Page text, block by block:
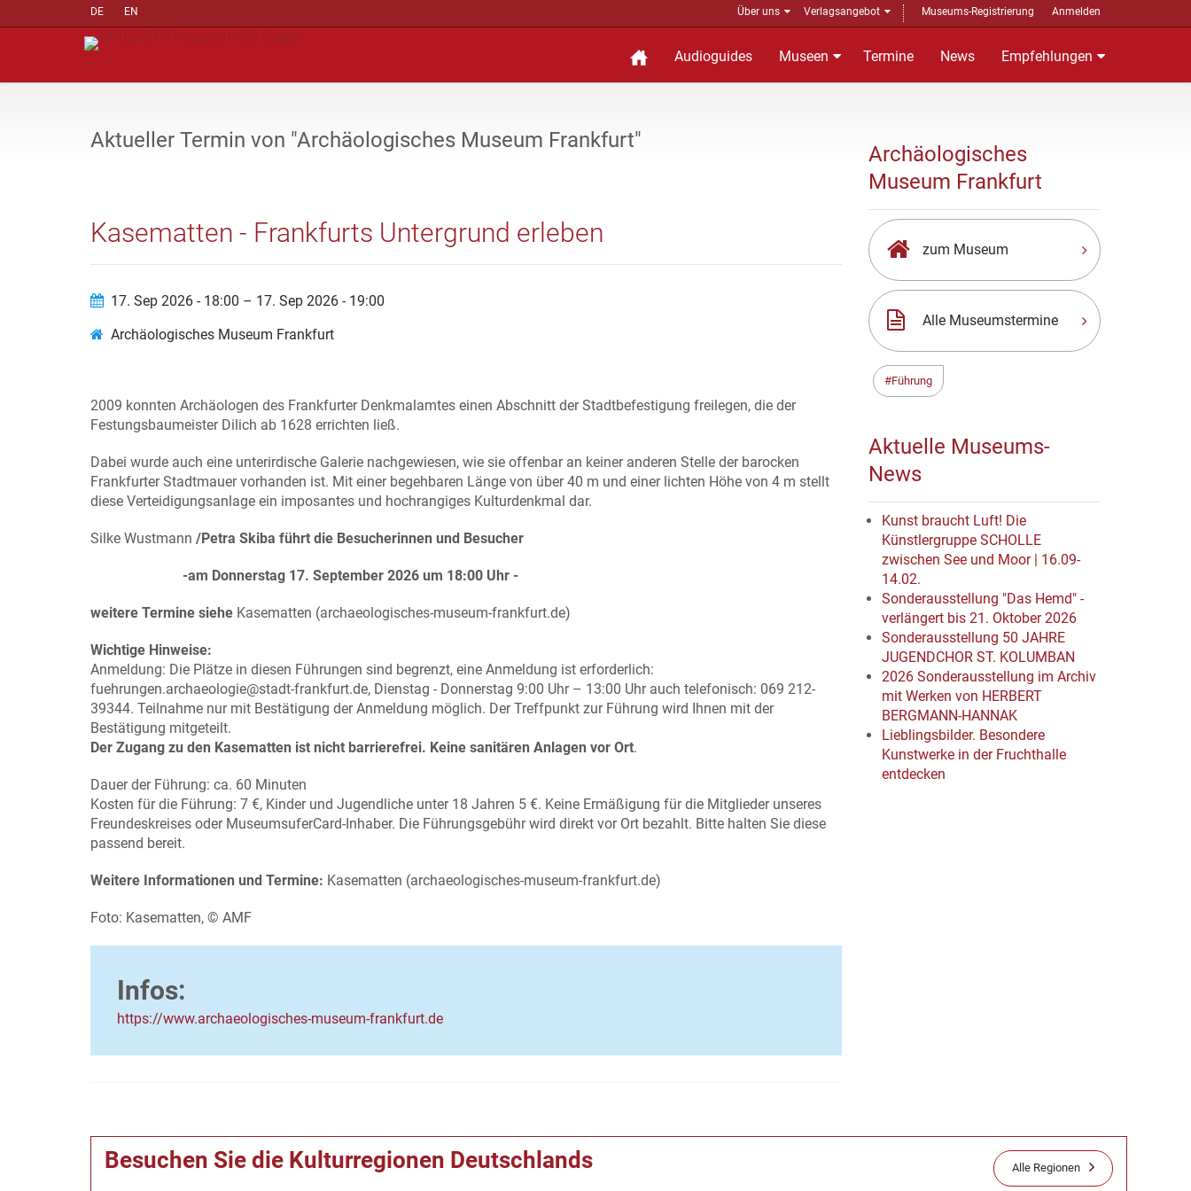
DE EN Über uns Verlagsangebot Museums-Registrierung Anmelden
Audioguides Museen Termine News Empfehlungen
Aktueller Termin von "Archäologisches Museum Frankfurt"
Kasematten - Frankfurts Untergrund erleben
17. Sep 2026 - 18:00 – 17. Sep 2026 - 19:00
Archäologisches Museum Frankfurt
2009 konnten Archäologen des Frankfurter Denkmalamtes einen Abschnitt der Stadtbefestigung freilegen, die der
Festungsbaumeister Dilich ab 1628 errichten ließ.
Dabei wurde auch eine unterirdische Galerie nachgewiesen, wie sie offenbar an keiner anderen Stelle der barocken
Frankfurter Stadtmauer vorhanden ist. Mit einer begehbaren Länge von über 40 m und einer lichten Höhe von 4 m stellt
diese Verteidigungsanlage ein imposantes und hochrangiges Kulturdenkmal dar.
Silke Wustmann /Petra Skiba führt die Besucherinnen und Besucher
-am Donnerstag 17. September 2026 um 18:00 Uhr -
weitere Termine siehe Kasematten (archaeologisches-museum-frankfurt.de)
Wichtige Hinweise:
Anmeldung: Die Plätze in diesen Führungen sind begrenzt, eine Anmeldung ist erforderlich:
fuehrungen.archaeologie@stadt-frankfurt.de, Dienstag - Donnerstag 9:00 Uhr – 13:00 Uhr auch telefonisch: 069 212-
39344. Teilnahme nur mit Bestätigung der Anmeldung möglich. Der Treffpunkt zur Führung wird Ihnen mit der
Bestätigung mitgeteilt.
Der Zugang zu den Kasematten ist nicht barrierefrei. Keine sanitären Anlagen vor Ort.
Dauer der Führung: ca. 60 Minuten
Kosten für die Führung: 7 €, Kinder und Jugendliche unter 18 Jahren 5 €. Keine Ermäßigung für die Mitglieder unseres
Freundeskreises oder MuseumsuferCard-Inhaber. Die Führungsgebühr wird direkt vor Ort bezahlt. Bitte halten Sie diese
passend bereit.
Weitere Informationen und Termine: Kasematten (archaeologisches-museum-frankfurt.de)
Foto: Kasematten, © AMF
Infos:
https://www.archaeologisches-museum-frankfurt.de
Besuchen Sie die Kulturregionen Deutschlands Alle Regionen
Archäologisches
Museum Frankfurt
zum Museum
Alle Museumstermine
Führung
Aktuelle Museums-
News
Kunst braucht Luft! Die
Künstlergruppe SCHOLLE
zwischen See und Moor | 16.09-
14.02.
Sonderausstellung "Das Hemd" -
verlängert bis 21. Oktober 2026
Sonderausstellung 50 JAHRE
JUGENDCHOR ST. KOLUMBAN
2026 Sonderausstellung im Archiv
mit Werken von HERBERT
BERGMANN-HANNAK
Lieblingsbilder. Besondere
Kunstwerke in der Fruchthalle
entdecken